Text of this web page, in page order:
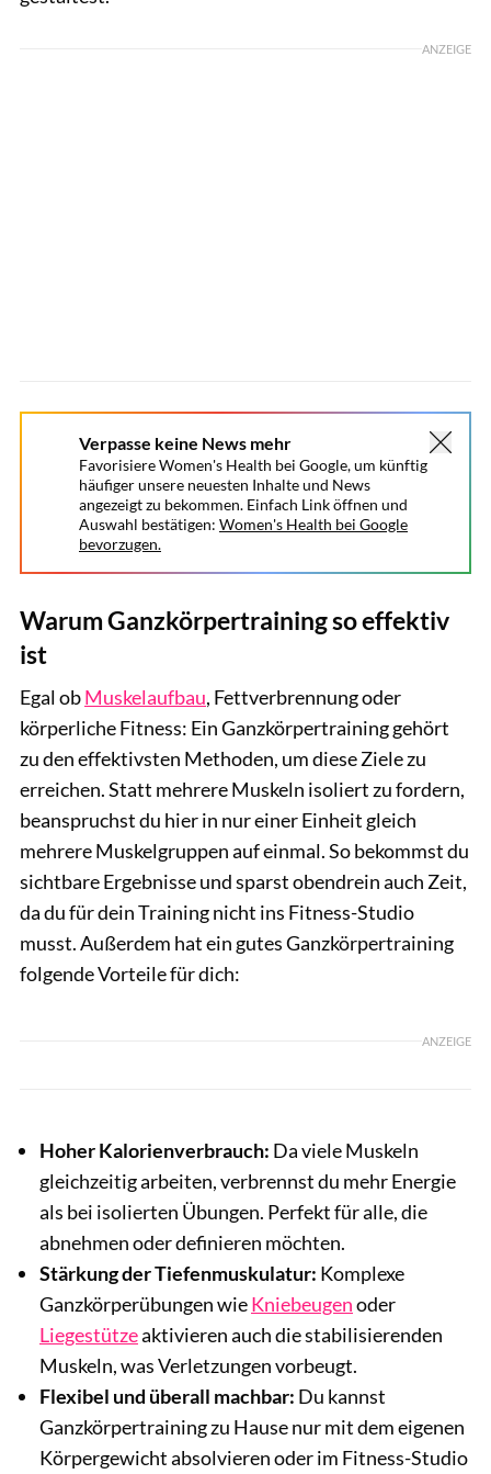
ANZEIGE
Verpasse keine News mehr
Favorisiere Women's Health bei Google, um künftig
häufiger unsere neuesten Inhalte und News
angezeigt zu bekommen. Einfach Link öffnen und
Auswahl bestätigen: Women's Health bei Google
bevorzugen.
Warum Ganzkörpertraining so effektiv
ist
Egal obMuskelaufbau, Fettverbrennung oder
körperliche Fitness: Ein Ganzkörpertraining gehört
zu den effektivsten Methoden, um diese Ziele zu
erreichen. Statt mehrere Muskeln isoliert zu fordern,
beanspruchst du hier in nur einer Einheit gleich
mehrere Muskelgruppen auf einmal. So bekommst du
sichtbare Ergebnisse und sparst obendrein auch Zeit,
da du für dein Training nicht ins Fitness-Studio
musst. Außerdem hat ein gutes Ganzkörpertraining
folgende Vorteile für dich:
ANZEIGE
Hoher Kalorienverbrauch: Da viele Muskeln
gleichzeitig arbeiten, verbrennst du mehr Energie
als bei isolierten Übungen. Perfekt für alle, die
abnehmen oder definieren möchten.
Stärkung der Tiefenmuskulatur: Komplexe
Ganzkörperübungen wieKniebeugenoder
Liegestützeaktivieren auch die stabilisierenden
Muskeln, was Verletzungen vorbeugt.
Flexibel und überall machbar: Du kannst
Ganzkörpertraining zu Hause nur mit dem eigenen
Körpergewicht absolvieren oder im Fitness-Studio